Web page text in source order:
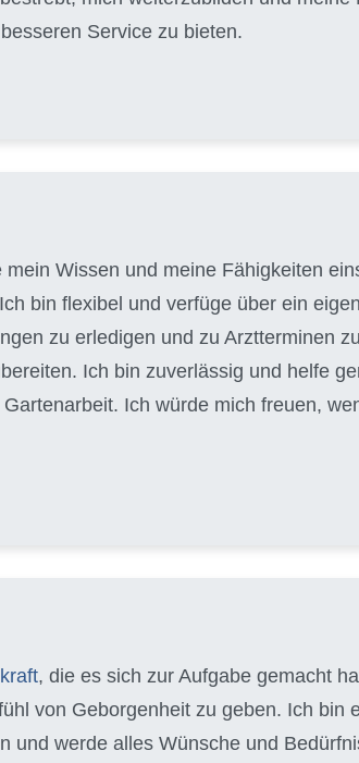
Service zu bieten.
Wissen und meine Fähigkeiten
bin flexibel und verfüge über ein
zu erledigen und zu Arztterminen
Ich bin zuverlässig und helfe
Ich würde mich freuen,
, die es sich zur Aufgabe gemacht
von Geborgenheit zu geben. Ich bin
und werde alles Wünsche und